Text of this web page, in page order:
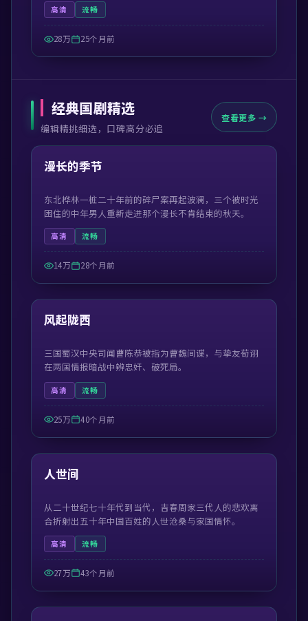
高清 流畅
28万 25个月前
经典国剧精选
编辑精挑细选，口碑高分必追
查看更多 →
精选
漫长的季节
东北桦林一桩二十年前的碎尸案再起波澜，三个被时光
困住的中年男人重新走进那个漫长不肯结束的秋天。
高清 流畅
14万 28个月前
精选
49:38
风起陇西
三国蜀汉中央司闻曹陈恭被指为曹魏间谍，与挚友荀诩
在两国情报暗战中辨忠奸、破死局。
高清 流畅
25万 40个月前
精选
41:50
人世间
从二十世纪七十年代到当代，吉春周家三代人的悲欢离
合折射出五十年中国百姓的人世沧桑与家国情怀。
高清 流畅
27万 43个月前
55:13